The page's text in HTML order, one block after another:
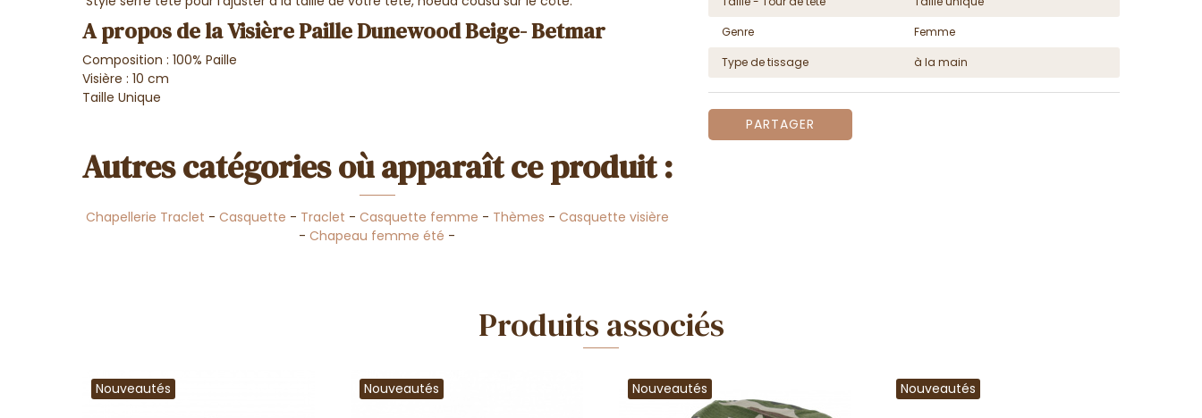
A propos de la Visière Paille Dunewood Beige- Betmar
Composition : 100% Paille
Visière : 10 cm
Taille Unique
Autres catégories où apparaît ce produit :
Chapellerie Traclet - Casquette - Traclet - Casquette femme - Thèmes - Casquette visière
-Chapeau femme été -
Genre
Femme
Type de tissage
à la main
PARTAGER
Produits associés
Nouveautés Nouveautés Nouveautés Nouveautés